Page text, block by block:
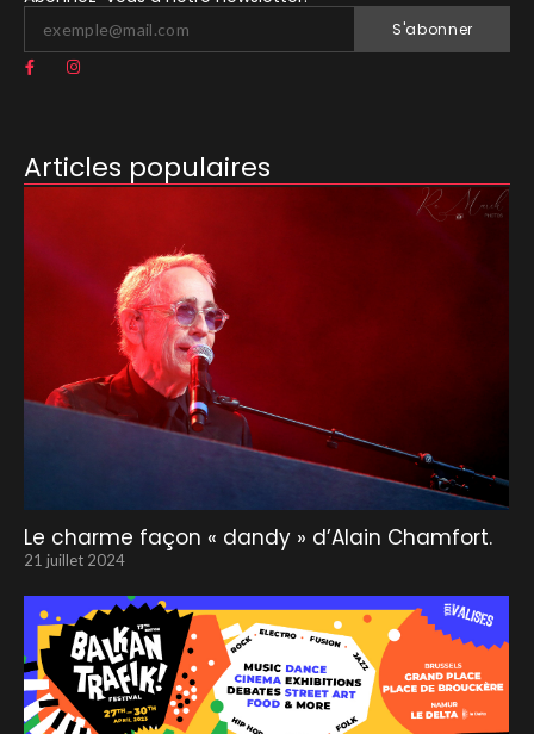
S'abonner
Articles populaires
Le charme façon « dandy » d’Alain Chamfort.
21 juillet 2024